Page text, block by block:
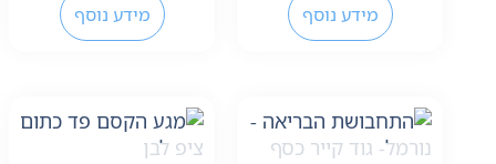
מידע נוסף מידע נוסף